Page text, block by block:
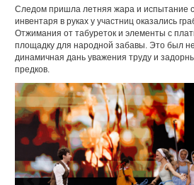
Следом пришла летняя жара и испытание
инвентаря в руках у участниц оказались
Отжимания от табуреток и элементы с
площадку для народной забавы. Это был не
динамичная дань уважения труду и
предков.